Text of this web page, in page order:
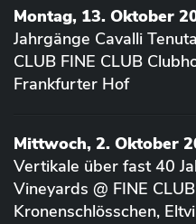
Montag, 13. Oktober
Jahrgänge Cavalli
CLUB FINE CLUB
Frankfurter Hof
Mittwoch, 2. Oktober
Vertikale über fast 40
Vineyards @ FINE
Kronenschlösschen,